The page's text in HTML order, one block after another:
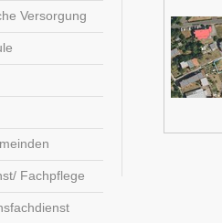
Versorgung
Fachpflege